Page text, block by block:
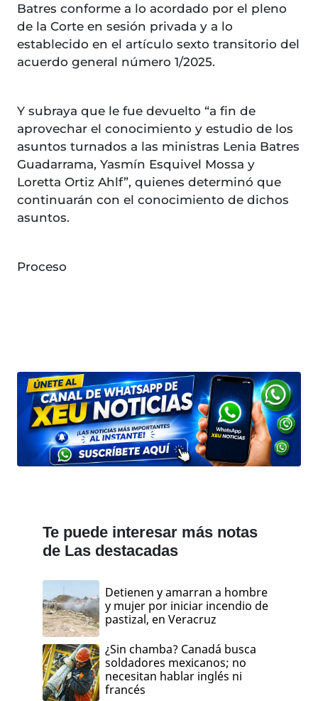
Batres conforme a lo acordado por el pleno
de la Corte en sesión privada y a lo
establecido en el artículo sexto transitorio del
acuerdo general número 1/2025.
Y subraya que le fue devuelto “a fin de
aprovechar el conocimiento y estudio de los
asuntos turnados a las ministras Lenia Batres
Guadarrama, Yasmín Esquivel Mossa y
Loretta Ortiz Ahlf”, quienes determinó que
continuarán con el conocimiento de dichos
asuntos.
Proceso
Te puede interesar más notas
de Las destacadas
Detienen y amarran a hombre
y mujer por iniciar incendio de
pastizal, en Veracruz
¿Sin chamba? Canadá busca
soldadores mexicanos; no
necesitan hablar inglés ni
francés